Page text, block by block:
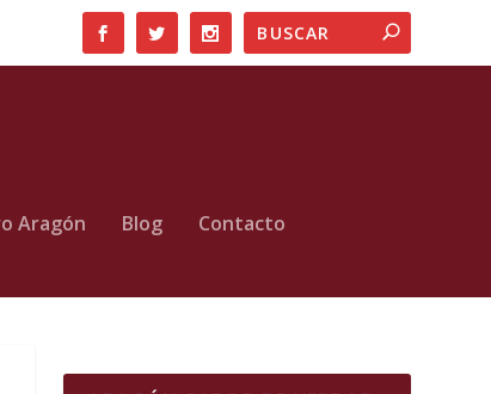
Aragón Blog Contacto